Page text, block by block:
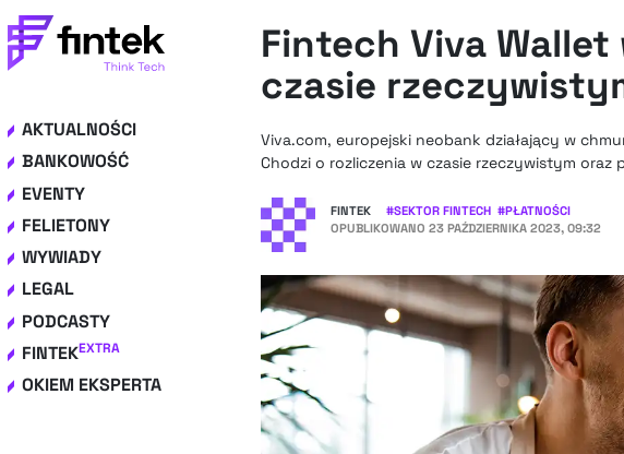
AKTUALNOŚCI
BANKOWOŚĆ
EVENTY
FELIETONY
WYWIADY
LEGAL
PODCASTY
FINTEKEXTRA
OKIEM EKSPERTA
Fintech Viva
czasie
Viva.com, europejski neobank działający w
Chodzi o rozliczenia w czasie rzeczywistym oraz
FINTEK #SEKTOR FINTECH #PŁATNOŚCI
OPUBLIKOWANO 23 PAŹDZIERNIKA 2023, 09:32